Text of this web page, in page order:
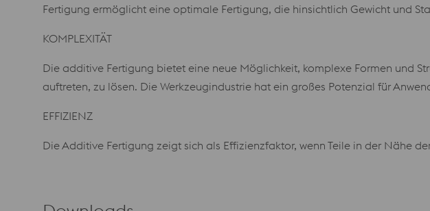
Fertigung ermöglicht eine optimale Fertigung, die hinsichtlich Gewicht und
KOMPLEXITÄT
Die additive Fertigung bietet eine neue Möglichkeit, komplexe Formen und
auftreten, zu lösen. Die Werkzeugindustrie hat ein großes Potenzial für
EFFIZIENZ
Die Additive Fertigung zeigt sich als Effizienzfaktor, wenn Teile in der Nähe